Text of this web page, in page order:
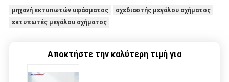
μηχανή εκτυπωτών υφάσματος
σχεδιαστής μεγάλου σχήματος
εκτυπωτές μεγάλου σχήματος
Αποκτήστε την καλύτερη τιμή για